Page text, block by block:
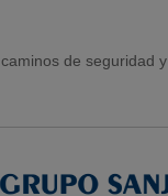
de seguridad